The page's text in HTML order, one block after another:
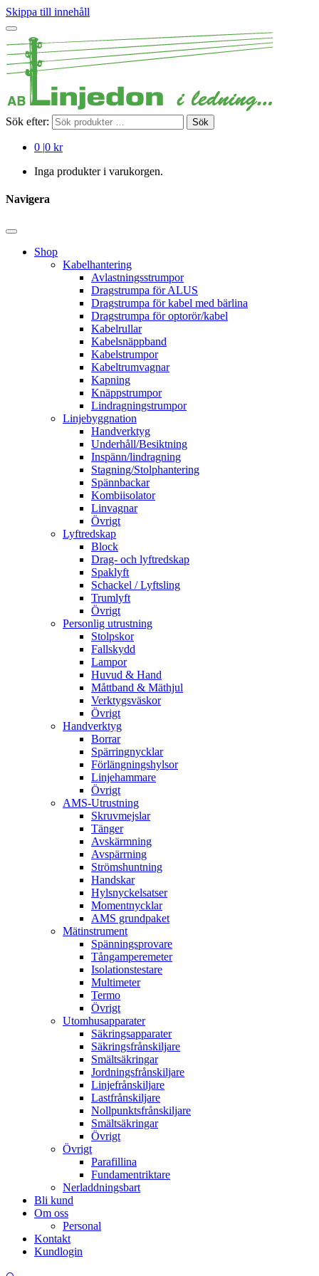
Skippa till innehåll
Sök efter: Sök
0 |0 kr
Inga produkter i varukorgen.
Navigera
Shop
Kabelhantering
Avlastningsstrumpor
Dragstrumpa för ALUS
Dragstrumpa för kabel med bärlina
Dragstrumpa för optorör/kabel
Kabelrullar
Kabelsnäppband
Kabelstrumpor
Kabeltrumvagnar
Kapning
Knäppstrumpor
Lindragningstrumpor
Linjebyggnation
Handverktyg
Underhåll/Besiktning
Inspänn/lindragning
Stagning/Stolphantering
Spännbackar
Kombiisolator
Linvagnar
Övrigt
Lyftredskap
Block
Drag- och lyftredskap
Spaklyft
Schackel / Lyftsling
Trumlyft
Övrigt
Personlig utrustning
Stolpskor
Fallskydd
Lampor
Huvud & Hand
Måttband & Mäthjul
Verktygsväskor
Övrigt
Handverktyg
Borrar
Spärringnycklar
Förlängningshylsor
Linjehammare
Övrigt
AMS-Utrustning
Skruvmejslar
Tänger
Avskärmning
Avspärrning
Strömshuntning
Handskar
Hylsnyckelsatser
Momentnycklar
AMS grundpaket
Mätinstrument
Spänningsprovare
Tångamperemeter
Isolationstestare
Multimeter
Termo
Övrigt
Utomhusapparater
Säkringsapparater
Säkringsfrånskiljare
Smältsäkringar
Jordningsfrånskiljare
Linjefrånskiljare
Lastfrånskiljare
Nollpunktsfrånskiljare
Smältsäkringar
Övrigt
Övrigt
Parafillina
Fundamentriktare
Nerladdningsbart
Bli kund
Om oss
Personal
Kontakt
Kundlogin